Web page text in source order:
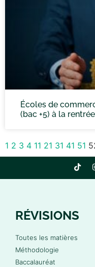
Écoles de
(bac +5) à la
1 2 3 4 11 21 31 41 51
RÉVISIONS
Toutes les matières
Méthodologie
Baccalauréat